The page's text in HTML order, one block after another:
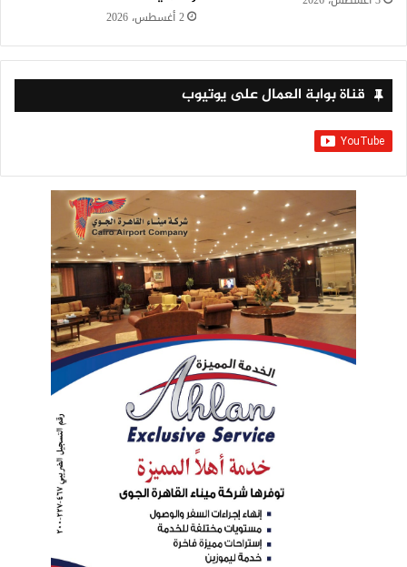
2 أغسطس، 2026
قناة بوابة العمال على يوتيوب